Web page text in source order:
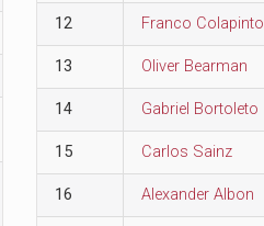
12 Franco Colapinto
13 Oliver Bearman
14 Gabriel Bortoleto
15 Carlos Sainz
16 Alexander Albon